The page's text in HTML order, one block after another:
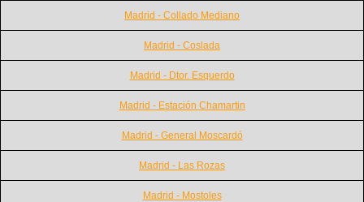
Madrid - Collado Mediano
Madrid - Coslada
Madrid - Dtor. Esquerdo
Madrid - Estación Chamartin
Madrid - General Moscardó
Madrid - Las Rozas
Madrid - Mostoles